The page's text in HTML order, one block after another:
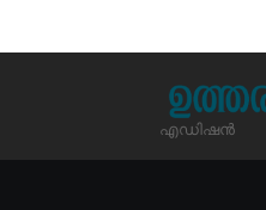
എഡിഷൻ